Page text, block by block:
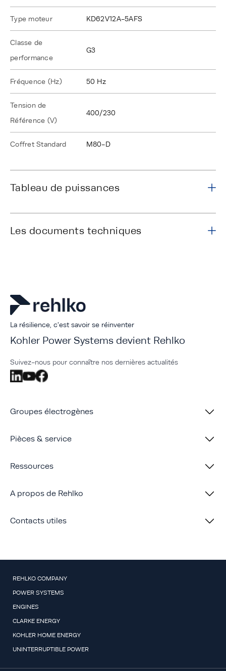
Type moteur KD62V12A-5AFS
Classe de
performance
G3
Fréquence (Hz) 50 Hz
Tension de
Référence (V)
400/230
Coffret Standard M80-D
Tableau de puissances
Les documents techniques
La résilience, c'est savoir se réinventer
Kohler Power Systems devient Rehlko
Suivez-nous pour connaître nos dernières actualités
Groupes électrogènes
Pièces & service
Ressources
A propos de Rehlko
Contacts utiles
REHLKO COMPANY
POWER SYSTEMS
ENGINES
CLARKE ENERGY
KOHLER HOME ENERGY
UNINTERRUPTIBLE POWER